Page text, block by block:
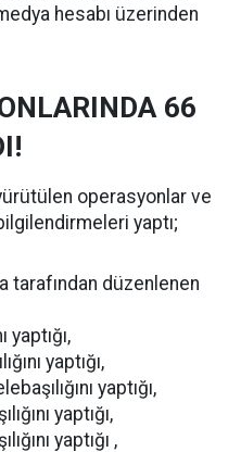
hesabı üzerinden
66
operasyonlar ve
yaptı;
tarafından düzenlenen
yaptığı,
yaptığı,
yaptığı,
yaptığı,
yaptığı ,